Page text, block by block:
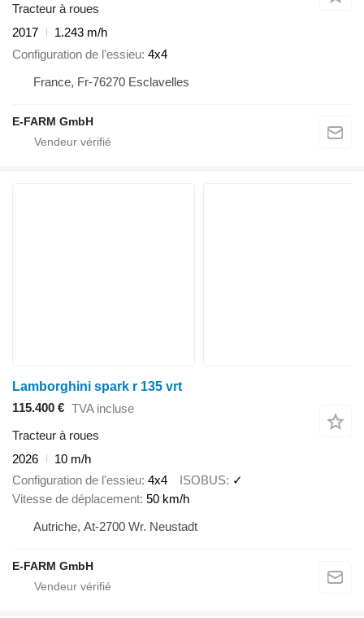
Tracteur à roues
2017
1.243 m/h
Configuration de l'essieu 4x4
France, Fr-76270 Esclavelles
E-FARM GmbH
Lamborghini spark r 135 vrt
115.400 € TVA incluse
Tracteur à roues
2026
10 m/h
Configuration de l'essieu 4x4 ISOBUS ✓
Vitesse de déplacement 50 km/h
Autriche, At-2700 Wr. Neustadt
E-FARM GmbH